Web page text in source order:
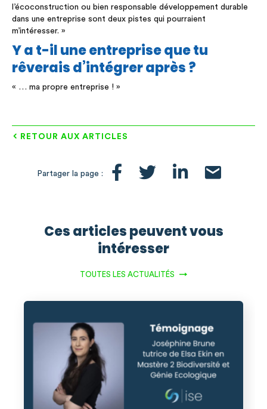
l’écoconstruction ou bien responsable développement durable
dans une entreprise sont deux pistes qui pourraient
m’intéresser. »
Y a t-il une entreprise que tu
rêverais d’intégrer après ?
« … ma propre entreprise ! »
RETOUR AUX ARTICLES
Partager la page :
Ces articles peuvent vous
intéresser
TOUTES LES ACTUALITÉS